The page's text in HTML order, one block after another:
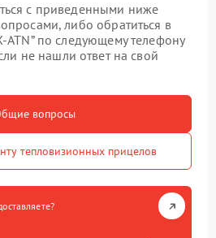
с приведенными ниже
либо обратиться в
ATN” по следующему телефону
не нашли ответ на свой
вопросы
тепловизионных прицелов